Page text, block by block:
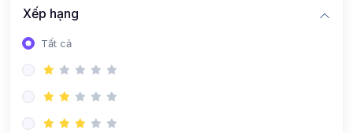
Xếp hạng
Tất cả